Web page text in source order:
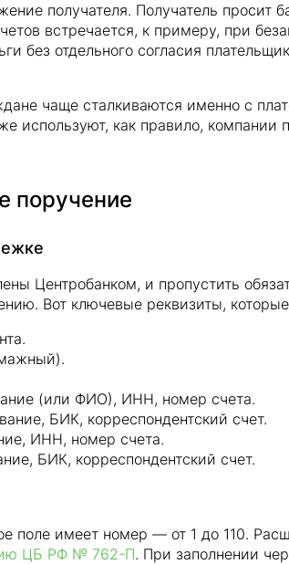
получателя. Получатель просит
встречается, к примеру, при
без отдельного согласия
чаще сталкиваются именно с
используют, как правило, компании
поручение
Центробанком, и пропустить
Вот ключевые реквизиты,
(или ФИО), ИНН, номер счета.
БИК, корреспондентский счет.
ИНН, номер счета.
БИК, корреспондентский счет.
поле имеет номер — от 1 до 110.
ЦБ РФ № 762-П. При заполнении